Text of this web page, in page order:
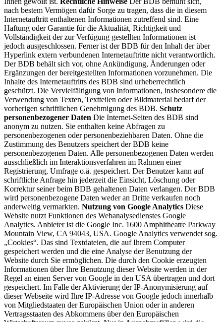
nach bestem Vermögen dafür Sorge zu tragen, dass die in diesem
Internetauftritt enthaltenen Informationen zutreffend sind. Eine
Haftung oder Garantie für die Aktualität, Richtigkeit und
Vollständigkeit der zur Verfügung gestellten Informationen ist
jedoch ausgeschlossen. Ferner ist der BDB für den Inhalt der über
Hyperlink extern verbundenen Internetauftritte nicht verantwortlich.
Der BDB behält sich vor, ohne Ankündigung, Änderungen oder
Ergänzungen der bereitgestellten Informationen vorzunehmen. Die
Inhalte des Internetauftritts des BDB sind urheberrechtlich
geschützt. Die Vervielfältigung von Informationen, insbesondere die
Verwendung von Texten, Textteilen oder Bildmaterial bedarf der
vorherigen schriftlichen Genehmigung des BDB. Schutz
personenbezogener Daten Die Internet-Seiten des BDB sind
anonym zu nutzen. Sie enthalten keine Abfragen zu
personenbezogenen oder personenbeziehbaren Daten. Ohne die
Zustimmung des Benutzers speichert der BDB keine
personenbezogenen Daten. Alle personenbezogenen Daten werden
ausschließlich im Interaktionsverfahren im Rahmen einer
Registrierung, Umfrage o.ä. gespeichert. Der Benutzer kann auf
schriftliche Anfrage hin jederzeit die Einsicht, Löschung oder
Korrektur seiner beim BDB gehaltenen Daten verlangen. Der BDB
wird personenbezogene Daten weder an Dritte verkaufen noch
anderweitig vermarkten. Nutzung von Google Analytics Diese
Website nutzt Funktionen des Webanalysedienstes Google
Analytics. Anbieter ist die Google Inc. 1600 Amphitheatre Parkway
Mountain View, CA 94043, USA. Google Analytics verwendet sog.
„Cookies“. Das sind Textdateien, die auf Ihrem Computer
gespeichert werden und die eine Analyse der Benutzung der
Website durch Sie ermöglichen. Die durch den Cookie erzeugten
Informationen über Ihre Benutzung dieser Website werden in der
Regel an einen Server von Google in den USA übertragen und dort
gespeichert. Im Falle der Aktivierung der IP-Anonymisierung auf
dieser Webseite wird Ihre IP-Adresse von Google jedoch innerhalb
von Mitgliedstaaten der Europäischen Union oder in anderen
Vertragsstaaten des Abkommens über den Europäischen